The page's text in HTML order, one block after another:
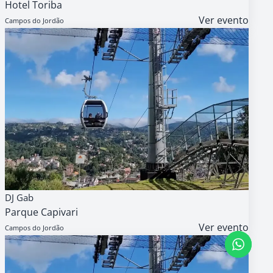
Hotel Toriba
Campos do Jordão Ver evento
14
14h
AGENDA
GRATUITO
DJ Gab
Parque Capivari
Campos do Jordão Ver evento